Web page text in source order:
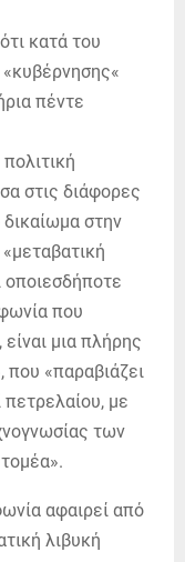
κατά του
πέντε
στις διάφορες
στην
οποιεσδήποτε
που
μια πλήρης
που «παραβιάζει
πετρελαίου, με
των
αφαιρεί από
λιβυκή